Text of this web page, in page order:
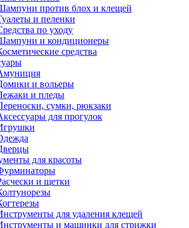
против блох и клещей
и пеленки
по уходу
и кондиционеры
средства
и вольеры
и пледы
сумки, рюкзаки
для прогулок
для красоты
и щетки
для удаления клещей
и машинки для стрижки